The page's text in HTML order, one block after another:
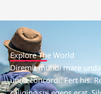
Explore The World
Diremit mundi mare
unda concordi. Fert his.